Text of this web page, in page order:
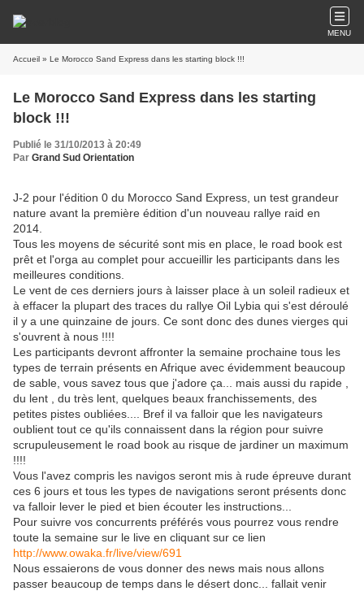
MENU
Accueil » Le Morocco Sand Express dans les starting block !!!
Le Morocco Sand Express dans les starting
block !!!
Publié le 31/10/2013 à 20:49
Par Grand Sud Orientation
J-2 pour l'édition 0 du Morocco Sand Express, un test grandeur
nature avant la première édition d'un nouveau rallye raid en
2014.
Tous les moyens de sécurité sont mis en place, le road book est
prêt et l'orga au complet pour accueillir les participants dans les
meilleures conditions.
Le vent de ces derniers jours à laisser place à un soleil radieux et
à effacer la plupart des traces du rallye Oil Lybia qui s'est déroulé
il y a une quinzaine de jours. Ce sont donc des dunes vierges qui
s'ouvrent à nous !!!!
Les participants devront affronter la semaine prochaine tous les
types de terrain présents en Afrique avec évidemment beaucoup
de sable, vous savez tous que j'adore ça... mais aussi du rapide ,
du lent , du très lent, quelques beaux franchissements, des
petites pistes oubliées.... Bref il va falloir que les navigateurs
oublient tout ce qu'ils connaissent dans la région pour suivre
scrupuleusement le road book au risque de jardiner un maximum
!!!!
Vous l'avez compris les navigos seront mis à rude épreuve durant
ces 6 jours et tous les types de navigations seront présents donc
va falloir lever le pied et bien écouter les instructions...
Pour suivre vos concurrents préférés vous pourrez vous rendre
toute la semaine sur le live en cliquant sur ce lien
http://www.owaka.fr/live/view/691
Nous essaierons de vous donner des news mais nous allons
passer beaucoup de temps dans le désert donc... fallait venir